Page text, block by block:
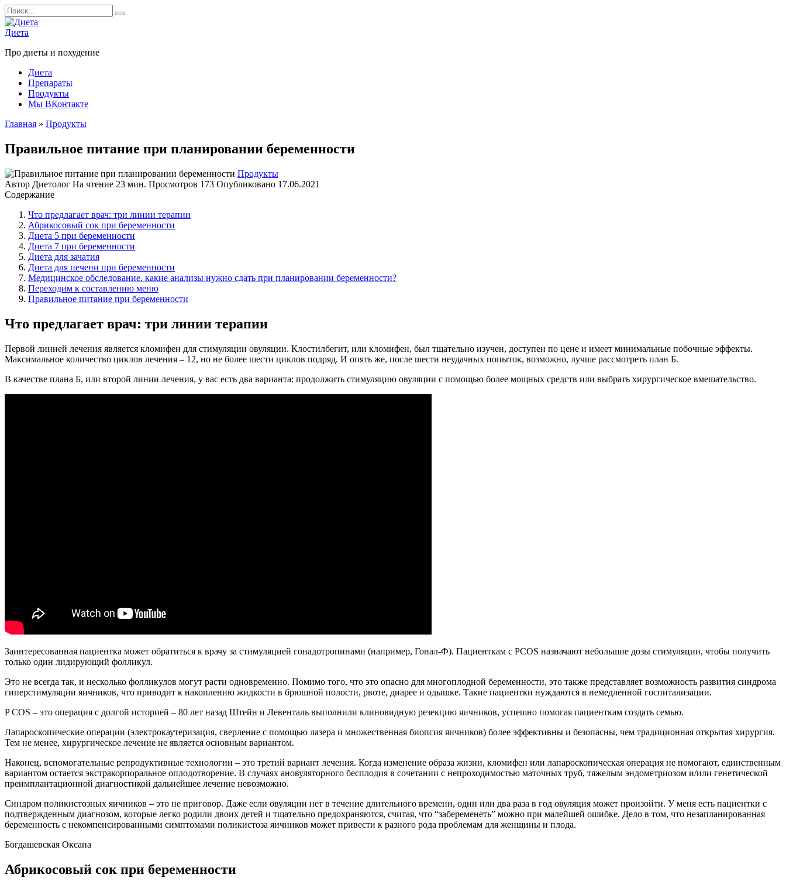
Перейти
к
содержанию
Search
for:
Диета
Про диеты и похудение
Диета
Препараты
Продукты
Мы ВКонтакте
Главная » Продукты
Правильное питание при планировании беременности
Продукты
Автор Диетолог На чтение 23 мин. Просмотров 173 Опубликовано 17.06.2021
Содержание
Что предлагает врач: три линии терапии
Абрикосовый сок при беременности
Диета 5 при беременности
Диета 7 при беременности
Диета для зачатия
Диета для печени при беременности
Медицинское обследование. какие анализы нужно сдать при планировании беременности?
Переходим к составлению меню
Правильное питание при беременности
Что предлагает врач: три линии терапии
Первой линией лечения является кломифен для стимуляции овуляции. Клостилбегит, или кломифен, был тщательно изучен, доступен по цене и имеет минимальные побочные эффекты.
Максимальное количество циклов лечения – 12, но не более шести циклов подряд. И опять же, после шести неудачных попыток, возможно, лучше рассмотреть план Б.
В качестве плана Б, или второй линии лечения, у вас есть два варианта: продолжить стимуляцию овуляции с помощью более мощных средств или выбрать хирургическое вмешательство.
Заинтересованная пациентка может обратиться к врачу за стимуляцией гонадотропинами (например, Гонал-Ф). Пациенткам с PCOS назначают небольшие дозы стимуляции, чтобы получить
только один лидирующий фолликул.
Это не всегда так, и несколько фолликулов могут расти одновременно. Помимо того, что это опасно для многоплодной беременности, это также представляет возможность развития синдрома
гиперстимуляции яичников, что приводит к накоплению жидкости в брюшной полости, рвоте, диарее и одышке. Такие пациентки нуждаются в немедленной госпитализации.
P COS – это операция с долгой историей – 80 лет назад Штейн и Левенталь выполнили клиновидную резекцию яичников, успешно помогая пациенткам создать семью.
Лапароскопические операции (электрокаутеризация, сверление с помощью лазера и множественная биопсия яичников) более эффективны и безопасны, чем традиционная открытая хирургия.
Тем не менее, хирургическое лечение не является основным вариантом.
Наконец, вспомогательные репродуктивные технологии – это третий вариант лечения. Когда изменение образа жизни, кломифен или лапароскопическая операция не помогают, единственным
вариантом остается экстракорпоральное оплодотворение. В случаях ановуляторного бесплодия в сочетании с непроходимостью маточных труб, тяжелым эндометриозом и/или генетической
преимплантационной диагностикой дальнейшее лечение невозможно.
Синдром поликистозных яичников – это не приговор. Даже если овуляции нет в течение длительного времени, один или два раза в год овуляция может произойти. У меня есть пациентки с
подтвержденным диагнозом, которые легко родили двоих детей и тщательно предохраняются, считая, что “забеременеть” можно при малейшей ошибке. Дело в том, что незапланированная
беременность с некомпенсированными симптомами поликистоза яичников может привести к разного рода проблемам для женщины и плода.
Богдашевская Оксана
Абрикосовый сок при беременности